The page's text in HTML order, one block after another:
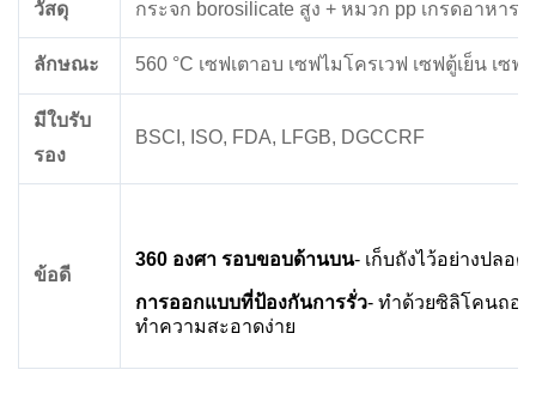
วัสดุ กระจก borosilicate สูง + หมวก pp เกรดอาหาร
ลักษณะ 560 °C เซฟเตาอบ เซฟไมโครเวฟ เซฟตู้เย็น เซฟ
มีใบรับ
รอง
BSCI, ISO, FDA, LFGB, DGCCRF
ข้อดี
360 องศา รอบขอบด้านบน- เก็บถังไว้อย่างปลอด
การออกแบบที่ป้องกันการรั่ว- ทําด้วยซิลิโคนถอด
ทําความสะอาดง่าย